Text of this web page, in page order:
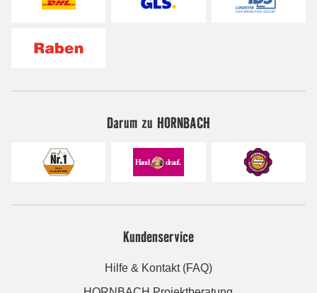
Darum zu HORNBACH
Kundenservice
Hilfe & Kontakt (FAQ)